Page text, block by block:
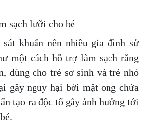
sạch lưỡi cho bé
khuẩn nên nhiều gia đình sử
một cách hỗ trợ làm sạch răng
dùng cho trẻ sơ sinh và trẻ nhỏ
gây nguy hại bởi mật ong chứa
tạo ra độc tố gây ảnh hưởng tới